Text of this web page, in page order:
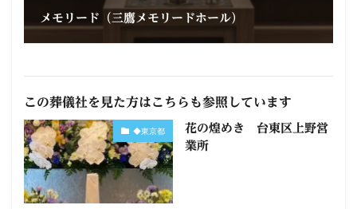
メモリード（三鷹メモリードホール）
この葬儀社を見た方はこちらも参照しています
◆東京都
花の煌めき 台東区上野営
業所